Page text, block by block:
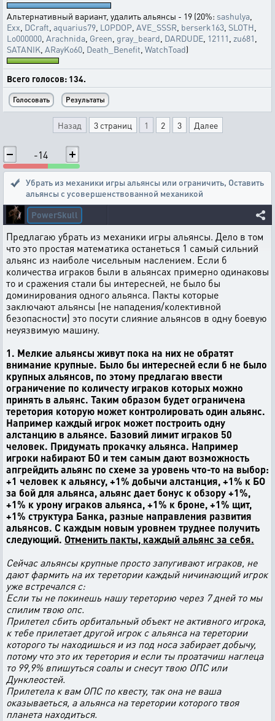
Альтернативный вариант, удалить альянсы - 19 (20%: sashulya
Exx DCraft aquarius79 LOPDOP AVE_SSSR berserk163 SLOTH
Lo000000 Arachnida Green gray_beard DARDUDE 12111 zu681
SATANIK ARayKo60 Death_Benefit WatchToad)
Всего голосов: 134.
Назад 3 страниц 1 2 3 Далее
-14
Убрать из механики игры альянсы или ограничить, Оставить
альянсы с усовершенствованной механикой
PowerSkull
Предлагаю убрать из механики игры альянсы. Дело в том
что это простая математика останеться 1 самый сильний
альянс из наиболе чисельным наслением. Если б
количества играков были в альянсах примерно одинаковы
то и сражения стали бы интересней, не было бы
доминирования одного альянса. Пакты которые
заключают альянсы (не нападения/колективной
безопасности) это посути слияние альянсов в одну боевую
неуязвимую машину.
1. Мелкие альянсы живут пока на них не обратят
внимание крупные. Было бы интересней если б не было
крупных альянсов, по этому предлагаю ввести
ограничение по количесту играков которых можно
принять в альянс. Таким образом будет ограничена
теретория которую может контролировать один альянс.
Например каждый игрок может построить одну
алстанцию в альянсе. Базовий лимит играков 50
человек. Придумать прокачку альянса. Например
игроки набирают БО и тем самым дают возможность
апгрейдить альянс по схеме за уровень что-то на выбор:
+1 человек к альянсу, +1% добычи алстанция, +1% к БО
за бой для альянса, альянс дает бонус к обзору +1%,
+1% к урону играков альянса, +1% к броне, +1% щит,
+1% структура Банка, разные направления развития
альянсов. С каждым новым уровнем труднее получить
следующий. Отменить пакты, каждый альянс за себя.
Сейчас альянсы крупные просто запугивают играков, не
дают фармить на их теретории каждый ничинающий игрок
уже встречался с:
Если ты не покинешь нашу тереторию через 7 дней то мы
спилим твою опс.
Прилетел сбить орбитальный объект не активного игрока,
к тебе прилетает другой игрок с альянса на теретории
которого ты находишься и из под носа забирает добычу,
потому что это их теретория и если ты проатачиш наглеца
то 99,9% впишуться соалы и снесут твою ОПС или
Дунклеостей.
Прилетела к вам ОПС по квесту, так она не ваша
оказываеться, а альянса на теретории которого твоя
планета находиться.